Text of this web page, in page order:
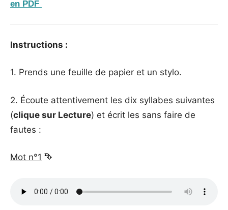
en PDF
Instructions :
1. Prends une feuille de papier et un stylo.
2. Écoute attentivement les dix syllabes suivantes
(clique sur Lecture) et écrit les sans faire de
fautes :
Mot n°1 ⮷